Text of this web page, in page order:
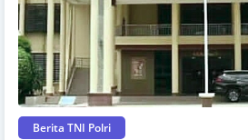
Berita TNI Polri